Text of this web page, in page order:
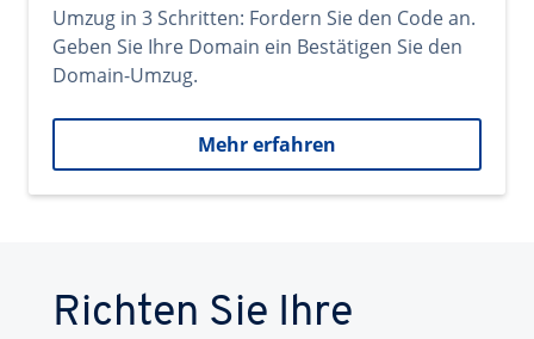
Umzug in 3 Schritten: Fordern Sie den Code an.
Geben Sie Ihre Domain ein Bestätigen Sie den
Domain-Umzug.
Mehr erfahren
Richten Sie Ihre